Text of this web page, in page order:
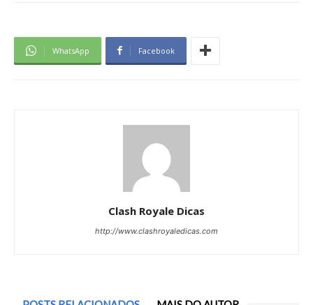
WhatsApp Facebook
Clash Royale Dicas
http://www.clashroyaledicas.com